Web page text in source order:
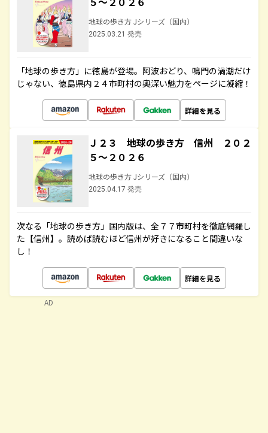
地球の歩き方 Jシリーズ（国内）
2025.03.21 発売
「地球の歩き方」に徳島が登場。阿波おどり、鳴門の渦潮だけ
じゃない、徳島県内２４市町村の奥深い魅力をページに凝縮！
詳細を見る
Ｊ２３ 地球の歩き方 信州 ２０２
５～２０２６
地球の歩き方 Jシリーズ（国内）
2025.04.17 発売
次なる「地球の歩き方」国内版は、全７７市町村を徹底網羅し
た【信州】。読めば読むほど信州が好きになること間違いな
し！
詳細を見る
AD